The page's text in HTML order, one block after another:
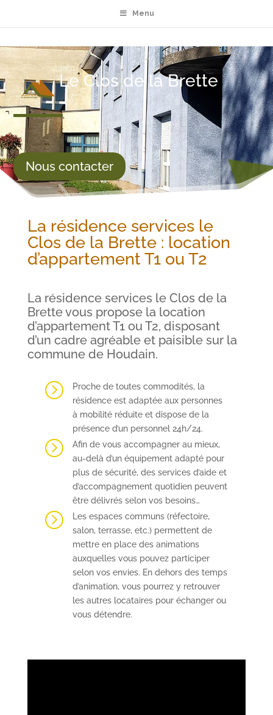
Menu
Le Clos de la Brette
Nous contacter
La résidence services le
Clos de la Brette : location
d’appartement T1 ou T2
La résidence services le Clos de la
Brette vous propose la location
d’appartement T1 ou T2, disposant
d’un cadre agréable et paisible sur la
commune de Houdain.
=
Proche de toutes commodités, la
résidence est adaptée aux personnes
à mobilité réduite et dispose de la
présence d’un personnel 24h/24.
=
Afin de vous accompagner au mieux,
au-delà d’un équipement adapté pour
plus de sécurité, des services d’aide et
d’accompagnement quotidien peuvent
être délivrés selon vos besoins…
=
Les espaces communs (réfectoire,
salon, terrasse, etc.) permettent de
mettre en place des animations
auxquelles vous pouvez participer
selon vos envies. En dehors des temps
d’animation, vous pourrez y retrouver
les autres locataires pour échanger ou
vous détendre.